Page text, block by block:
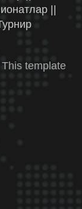
||
template